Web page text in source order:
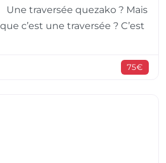
traversée quezako ? Mais
c’est une traversée ? C’est
75€